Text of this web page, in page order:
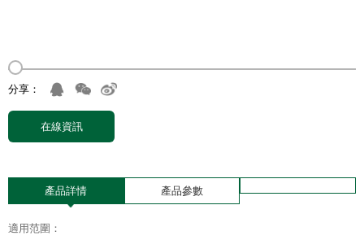
分享：
在線資訊
產品詳情 產品參數
適用范圍：